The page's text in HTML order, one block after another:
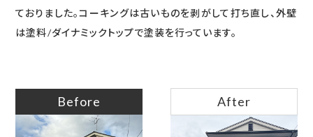
ておりました。コーキングは古いものを剥がして打ち直し、外壁
は塗料/ダイナミックトップで塗装を行っています。
Before After